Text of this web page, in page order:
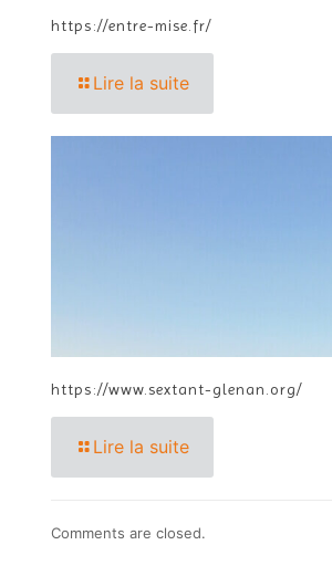
https://entre-mise.fr/
Lire la suite
https://www.sextant-glenan.org/
Lire la suite
Comments are closed.